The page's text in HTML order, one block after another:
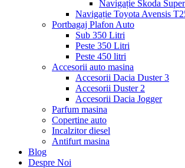
Navigație Skoda
Navigație Toyota Avensis
Portbagaj Plafon Auto
Sub 350 Litri
Peste 350 Litri
Peste 450 litri
Accesorii auto masina
Accesorii Dacia Duster 3
Accesorii Duster 2
Accesorii Dacia Jogger
Parfum masina
Copertine auto
Incalzitor diesel
Antifurt masina
Blog
Despre Noi